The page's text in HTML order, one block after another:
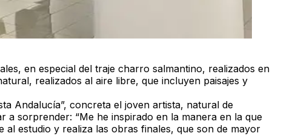
, en especial del traje charro salmantino, realizados en
realizados al aire libre, que incluyen paisajes y
Andalucía”, concreta el joven artista, natural de
a sorprender: “Me he inspirado en la manera en la que
al estudio y realiza las obras finales, que son de mayor